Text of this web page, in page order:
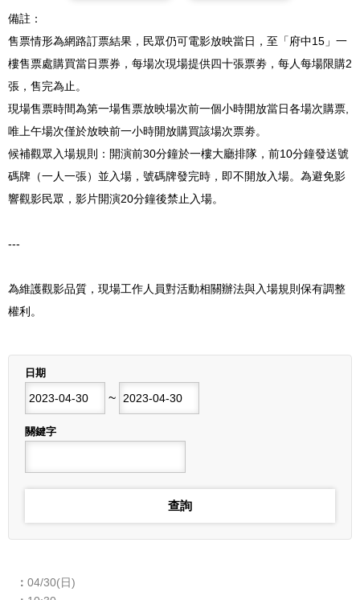
備註：
售票情形為網路訂票結果，民眾仍可電影放映當日，至「府中15」一
樓售票處購買當日票券，每場次現場提供四十張票劵，每人每場限購2
張，售完為止。
現場售票時間為第一場售票放映場次前一個小時開放當日各場次購票,
唯上午場次僅於放映前一小時開放購買該場次票劵。
候補觀眾入場規則：開演前30分鐘於一樓大廳排隊，前10分鐘發送號
碼牌（一人一張）並入場，號碼牌發完時，即不開放入場。為避免影
響觀影民眾，影片開演20分鐘後禁止入場。
---
為維護觀影品質，現場工作人員對活動相關辦法與入場規則保有調整
權利。
日期
~
結束日期
關鍵字
04/30(日)